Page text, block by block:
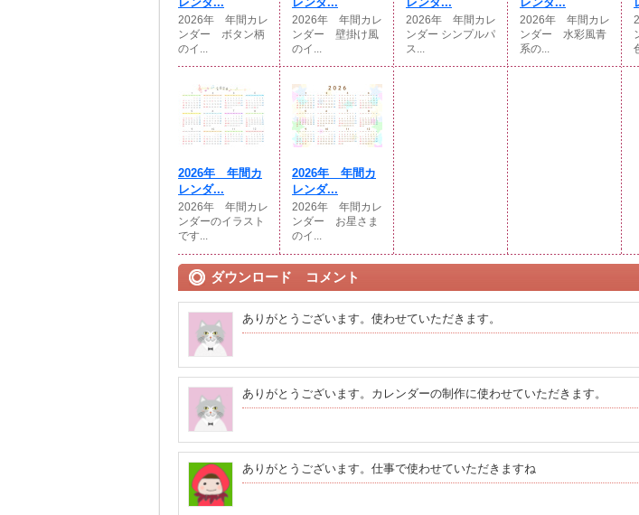
2026年 年間カレ
ンダー ボタン柄
のイ...
2026年 年間カレ
ンダー 壁掛け風
のイ...
2026年 年間カレ
ンダー シンプルパ
ス...
2026年 年間カレ
ンダー 水彩風青
系の...
2026年 年間カ
レンダ...
2026年 年間カレ
ンダーのイラスト
です...
2026年 年間カ
レンダ...
2026年 年間カレ
ンダー お星さま
のイ...
ダウンロード コメント
ありがとうございます。使わせていただきます。
ありがとうございます。カレンダーの制作に使わせていただきます。
ありがとうございます。仕事で使わせていただきますね